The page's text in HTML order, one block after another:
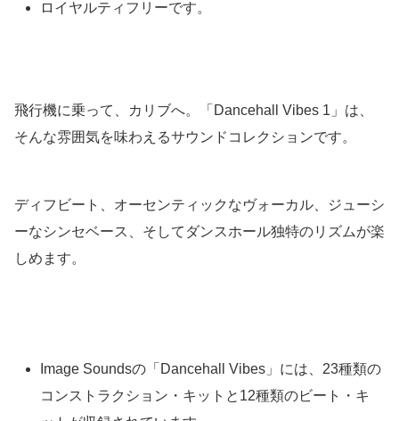
ロイヤルティフリーです。
飛行機に乗って、カリブへ。「Dancehall Vibes 1」は、
そんな雰囲気を味わえるサウンドコレクションです。
ディフビート、オーセンティックなヴォーカル、ジューシ
ーなシンセベース、そしてダンスホール独特のリズムが楽
しめます。
Image Soundsの「Dancehall Vibes」には、23種類の
コンストラクション・キットと12種類のビート・キ